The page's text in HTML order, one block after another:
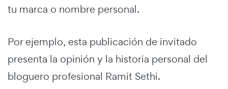
tu marca o nombre personal.
Por ejemplo, esta publicación de invitado
presenta la opinión y la historia personal del
bloguero profesional Ramit Sethi.